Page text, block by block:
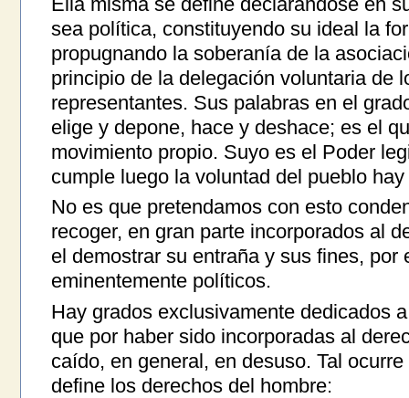
sea política, constituyendo su ideal la
propugnando la soberanía de la
principio de la delegación voluntaria de
representantes. Sus palabras en el
elige y depone, hace y deshace; es el
movimiento propio. Suyo es el Poder
cumple luego la voluntad del pueblo
No es que pretendamos con esto
recoger, en gran parte incorporados al
el demostrar su entraña y sus fines, por
eminentemente políticos.
Hay grados exclusivamente dedicados
que por haber sido incorporadas al
caído, en general, en desuso. Tal
define los derechos del hombre: